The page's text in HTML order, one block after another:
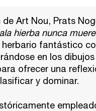
Art Nou, Prats
hierba nunca muere
fantástico
en los
ofrecer una
y dominar.